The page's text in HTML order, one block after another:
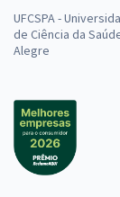
UFCSPA -
de Ciência da
Alegre